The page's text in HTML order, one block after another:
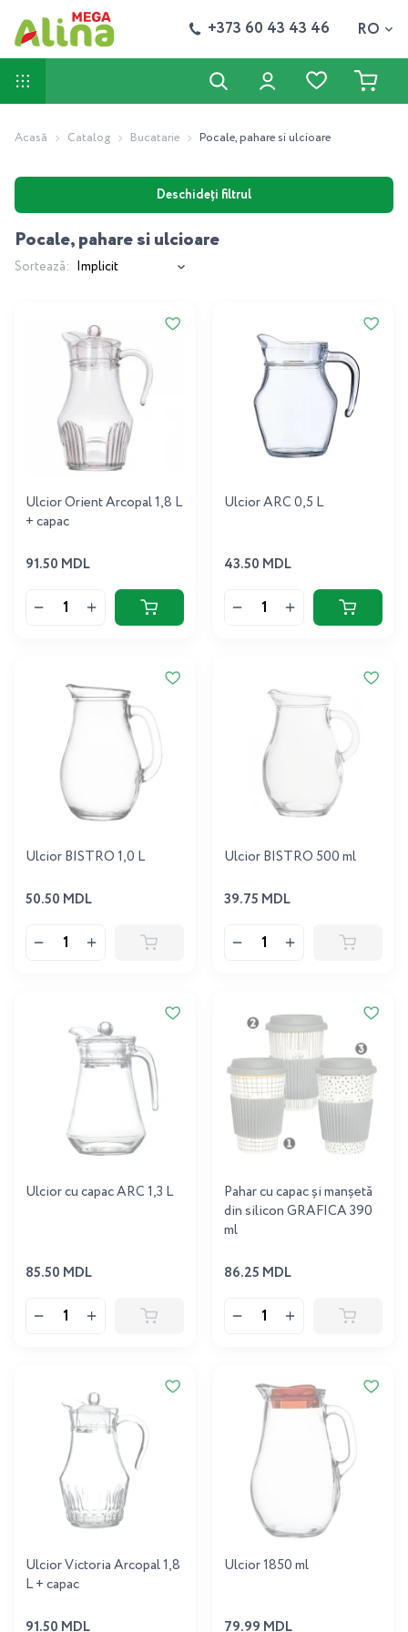
+373 60 43 43 46 RO
Acasă Catalog Bucatarie Pocale, pahare si ulcioare
Deschideți filtrul
Pocale, pahare si ulcioare
Sortează:
Ulcior Orient Arcopal 1,8 L
+ capac
91.50 MDL
Ulcior ARC 0,5 L
43.50 MDL
Ulcior BISTRO 1,0 L
50.50 MDL
Ulcior BISTRO 500 ml
39.75 MDL
Ulcior cu capac ARC 1,3 L
85.50 MDL
Pahar cu capac și manșetă
din silicon GRAFICA 390
ml
86.25 MDL
Ulcior Victoria Arcopal 1,8
L + capac
91.50 MDL
Ulcior 1850 ml
79.99 MDL